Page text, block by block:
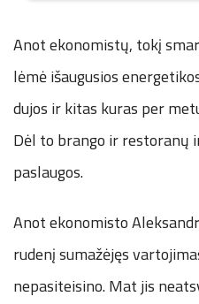
Anot ekonomistų, tokį
lėmė išaugusios
dujos ir kitas kuras per
Dėl to brango ir restoranų
paslaugos.
Anot ekonomisto
rudenį sumažėjęs
nepasiteisino. Mat jis